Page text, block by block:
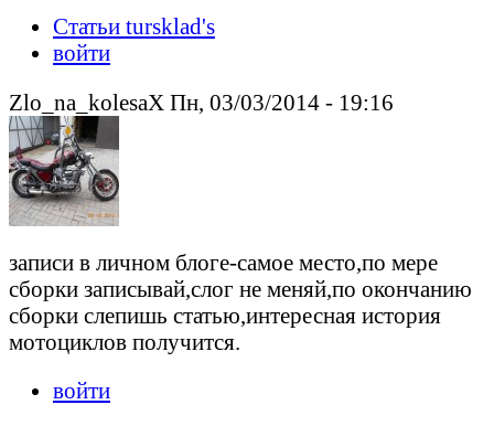
Статьи tursklad's
войти
Zlo_na_kolesaX Пн, 03/03/2014 - 19:16
записи в личном блоге-самое место,по мере
сборки записывай,слог не меняй,по окончанию
сборки слепишь статью,интересная история
мотоциклов получится.
войти